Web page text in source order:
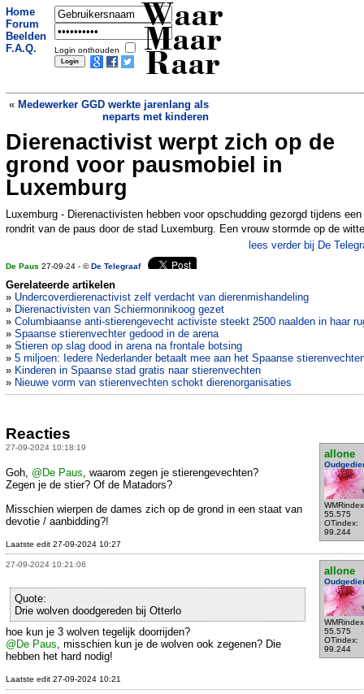
Home
Forum
Beelden
F.A.Q.
Login onthouden
Waar
Maar
Raar
« Medewerker GGD werkte jarenlang als
neparts met kinderen
Japanner (88 jaar) bijna halve eeuw in
dodencel - en dat blijkt nu onterecht
Dierenactivist werpt zich op de
grond voor pausmobiel in
Luxemburg
Luxemburg - Dierenactivisten hebben voor opschudding gezorgd tijdens een
rondrit van de paus door de stad Luxemburg. Een vrouw stormde op de
lees verder bij De
De Paus 27-09-24 - ©De Telegraaf
Gerelateerde artikelen
» Undercoverdierenactivist zelf verdacht van dierenmishandeling
» Dierenactivisten van Schiermonnikoog gezet
» Columbiaanse anti-stierengevecht activiste steekt 2500 naalden in haar
» Spaanse stierenvechter gedood in de arena
» Stieren op slag dood in arena na frontale botsing
» 5 miljoen: Iedere Nederlander betaalt mee aan het Spaanse
» Kinderen in Spaanse stad gratis naar stierenvechten
» Nieuwe vorm van stierenvechten schokt dierenorganisaties
Reacties
27-09-2024 10:18:19
allone
55.575
OTindex:
99.244
Goh, @De Paus , waarom zegen je stierengevechten?
Zegen je de stier? Of de Matadors?
Misschien wierpen de dames zich op de grond in een staat van
devotie / aanbidding?!
Laatste edit 27-09-2024 10:27
27-09-2024 10:21:06
allone
55.575
OTindex:
99.244
Quote:
Drie wolven doodgereden bij Otterlo
hoe kun je 3 wolven tegelijk doorrijden?
@De Paus , misschien kun je de wolven ook zegenen? Die
hebben het hard nodig!
Laatste edit 27-09-2024 10:21